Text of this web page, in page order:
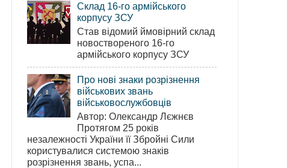
Склад 16-го армійського
корпусу ЗСУ
Став відомий ймовірний склад
новоствореного 16-го
армійського корпусу ЗСУ
Про нові знаки розрізнення
військових звань
військовослужбовців
Автор: Олександр Лєжнєв
Протягом 25 років
незалежності України її Збройні Сили
користувалися системою знаків
розрізнення звань, успа...